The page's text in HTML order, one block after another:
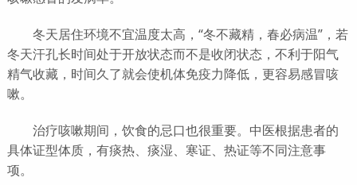
冬天居住环境不宜温度太高，“冬不藏精，春必病温”，若
冬天汗孔长时间处于开放状态而不是收闭状态，不利于阳气
精气收藏，时间久了就会使机体免疫力降低，更容易感冒咳
嗽。
治疗咳嗽期间，饮食的忌口也很重要。中医根据患者的
具体证型体质，有痰热、痰湿、寒证、热证等不同注意事
项。